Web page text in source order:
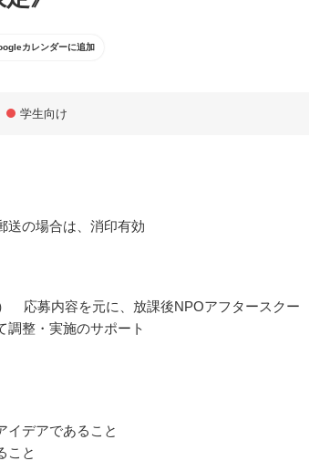
カレンダーに追加
学生向け
の場合は、消印有効
応募内容を元に、放課後NPOアフタースクー
調整・実施のサポート
デアであること
こと